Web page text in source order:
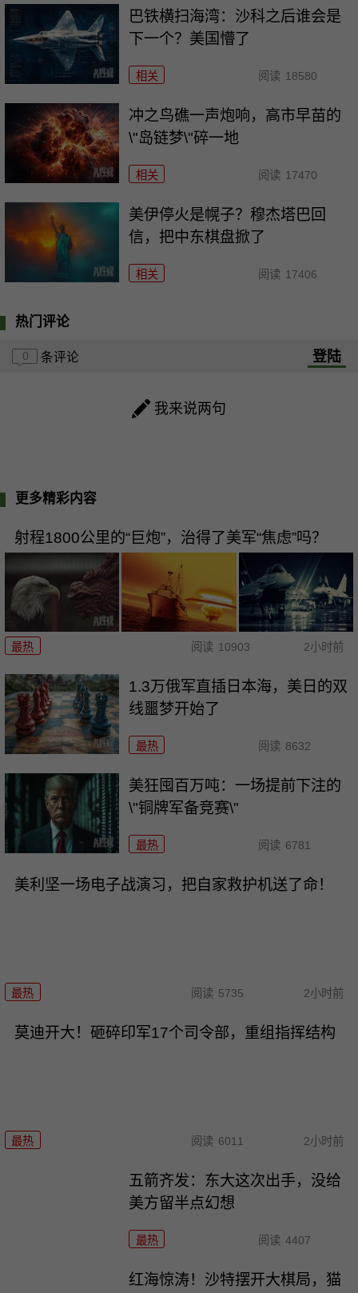
巴铁横扫海湾：沙科之后谁会是
下一个？美国懵了
相关 阅读 18580
冲之鸟礁一声炮响，高市早苗的
\"岛链梦\"碎一地
相关 阅读 17470
美伊停火是幌子？穆杰塔巴回
信，把中东棋盘掀了
相关 阅读 17406
热门评论
0 条评论 登陆
我来说两句
更多精彩内容
射程1800公里的“巨炮”，治得了美军“焦虑”吗？
最热 阅读 10903 2小时前
1.3万俄军直插日本海，美日的双
线噩梦开始了
最热 阅读 8632
美狂囤百万吨：一场提前下注的
\"铜牌军备竞赛\"
最热 阅读 6781
美利坚一场电子战演习，把自家救护机送了命！
最热 阅读 5735 2小时前
莫迪开大！砸碎印军17个司令部，重组指挥结构
最热 阅读 6011 2小时前
五箭齐发：东大这次出手，没给
美方留半点幻想
最热 阅读 4407
红海惊涛！沙特摆开大棋局，猫